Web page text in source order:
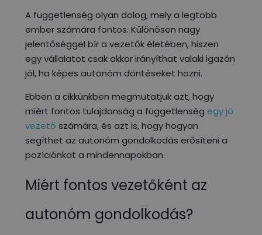
A függetlenség olyan dolog, mely a legtöbb
ember számára fontos. Különösen nagy
jelentőséggel bír a vezetők életében, hiszen
egy vállalatot csak akkor irányíthat valaki igazán
jól, ha képes autonóm döntéseket hozni.
Ebben a cikkünkben megmutatjuk azt, hogy
miért fontos tulajdonság a függetlenség egy jó
vezető számára, és azt is, hogy hogyan
segíthet az autonóm gondolkodás erősíteni a
pozíciónkat a mindennapokban.
Miért fontos vezetőként az
autonóm gondolkodás?